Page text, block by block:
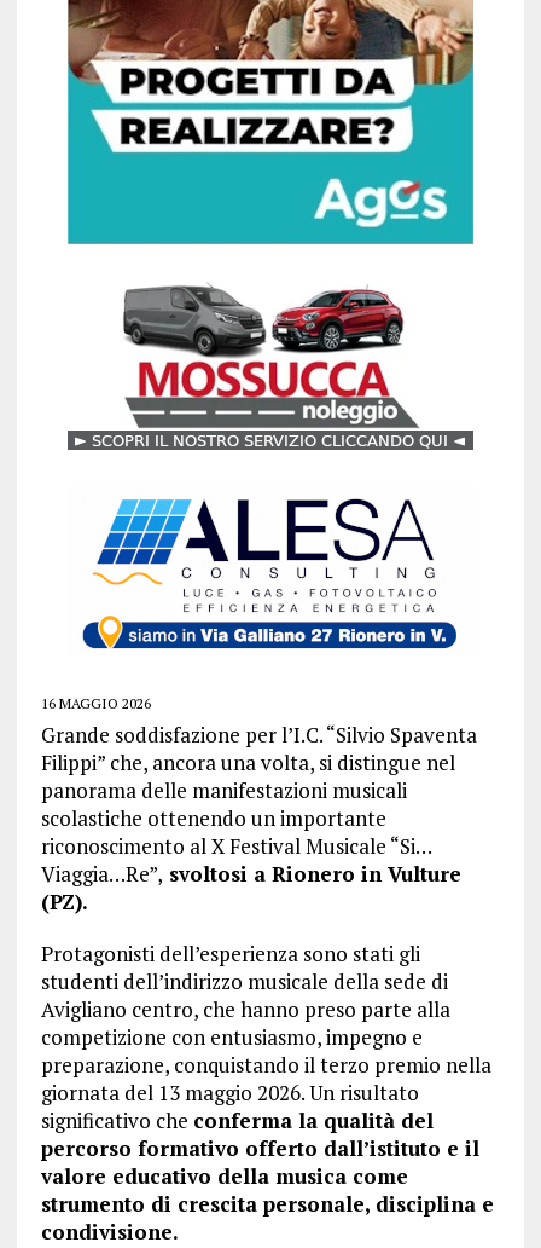
16 MAGGIO 2026
Grande soddisfazione per l’I.C. “Silvio Spaventa
Filippi” che, ancora una volta, si distingue nel
panorama delle manifestazioni musicali
scolastiche ottenendo un importante
riconoscimento al XFestival Musicale “Si…
Viaggia…Re”, svoltosi a Rionero in Vulture
(PZ).
Protagonisti dell’esperienza sono stati gli
studenti dell’indirizzo musicale della sede di
Avigliano centro, che hanno preso parte alla
competizione con entusiasmo, impegno e
preparazione, conquistando il terzo premio nella
giornata del 13 maggio 2026. Un risultato
significativo che conferma la qualità del
percorso formativo offerto dall’istituto e il
valore educativo della musica come
strumento di crescita personale, disciplina e
condivisione.